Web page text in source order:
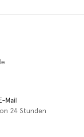
Mail
24 Stunden